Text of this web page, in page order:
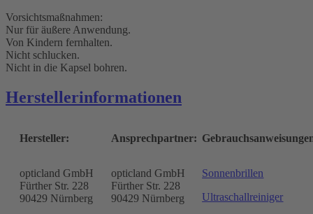
Vorsichtsmaßnahmen:
Nur für äußere Anwendung.
Von Kindern fernhalten.
Nicht schlucken.
Nicht in die Kapsel bohren.
Herstellerinformationen
Hersteller:
opticland GmbH
Fürther Str. 228
90429 Nürnberg
Ansprechpartner:
opticland GmbH
Fürther Str. 228
90429 Nürnberg
Sonnenbrillen
Ultraschallreiniger